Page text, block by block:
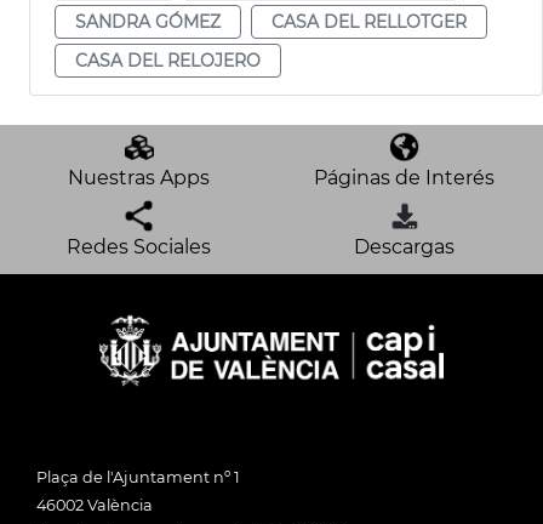
SANDRA GÓMEZ
CASA DEL RELLOTGER
CASA DEL RELOJERO
Nuestras Apps Páginas de Interés
Redes Sociales Descargas
Plaça de l'Ajuntament nº 1
46002 València